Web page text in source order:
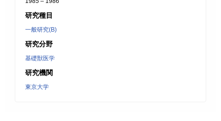
研究種目
一般研究(B)
研究分野
基礎獣医学
研究機関
東京大学